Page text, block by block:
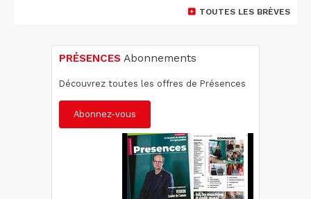
TOUTES LES BRÈVES
PRÉSENCES Abonnements
Découvrez toutes les offres de Présences
Abonnez-vous